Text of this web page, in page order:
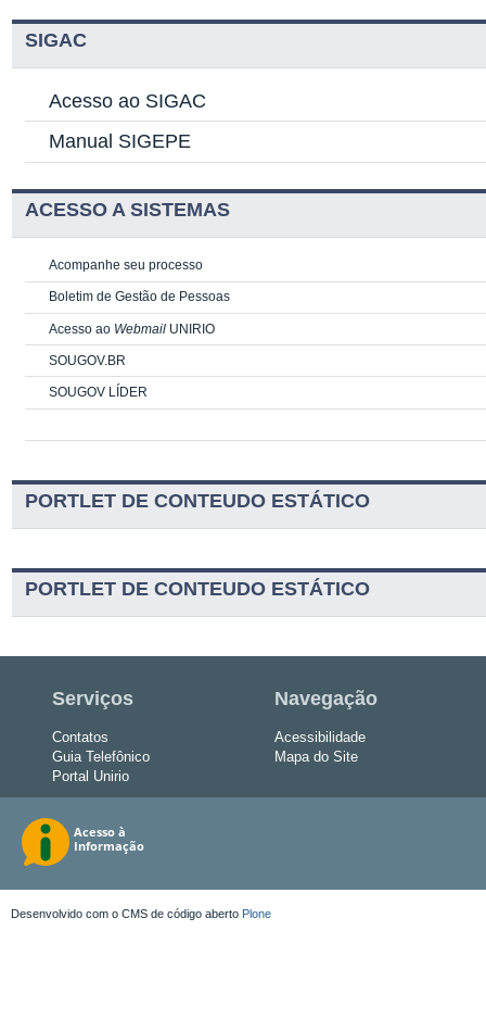
SIGAC
Acesso ao SIGAC
Manual SIGEPE
ACESSO A SISTEMAS
Acompanhe seu processo
Boletim de Gestão de Pessoas
Acesso ao Webmail UNIRIO
SOUGOV.BR
SOUGOV LÍDER
PORTLET DE CONTEUDO ESTÁTICO
PORTLET DE CONTEUDO ESTÁTICO
Serviços
Contatos
Guia Telefônico
Portal Unirio
Navegação
Acessibilidade
Mapa do Site
Desenvolvido com o CMS de código aberto Plone